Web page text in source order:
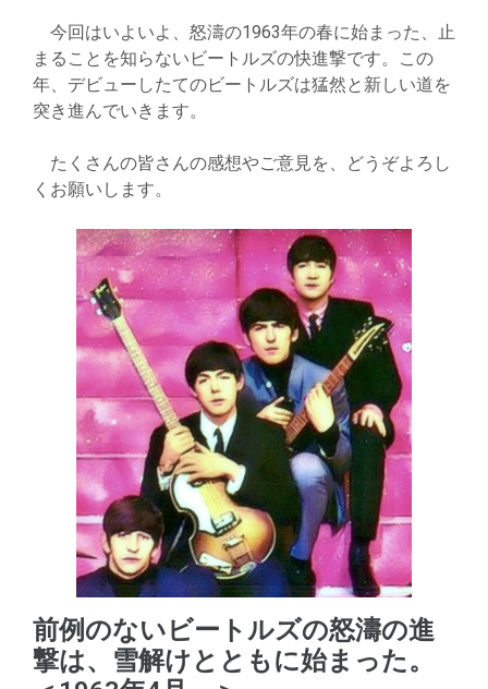
今回はいよいよ、怒濤の1963年の春に始まった、止
まることを知らないビートルズの快進撃です。この
年、デビューしたてのビートルズは猛然と新しい道を
突き進んでいきます。
たくさんの皆さんの感想やご意見を、どうぞよろし
くお願いします。
前例のないビートルズの怒濤の進
撃は、雪解けとともに始まった。